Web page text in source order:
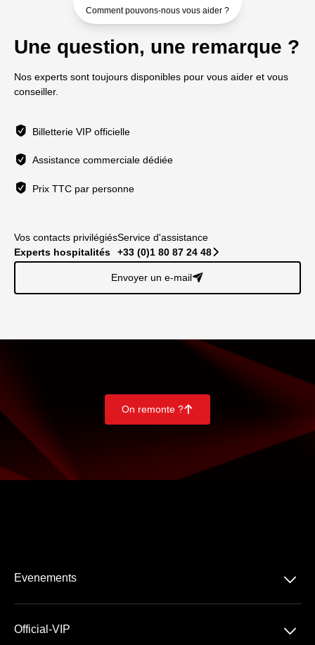
Comment pouvons-nous vous aider ?
Une question, une remarque ?
Nos experts sont toujours disponibles pour vous aider et vous
conseiller.
Billetterie VIP officielle
Assistance commerciale dédiée
Prix TTC par personne
Vos contacts privilégiés
Experts hospitalités
Service d'assistance
+33 (0)1 80 87 24 48􀆊
Envoyer un e-mail􀈠
On remonte ?􀄨
Evenements 􀆈
Official-VIP 􀆈